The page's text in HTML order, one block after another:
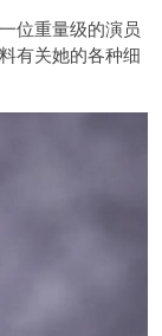
位重量级的演员
有关她的各种细